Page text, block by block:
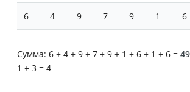
6 4 9 7 9 1 6
Сумма: 6 + 4 + 9 + 7 + 9 + 1 + 6 + 1 + 6 = 49
1 + 3 = 4